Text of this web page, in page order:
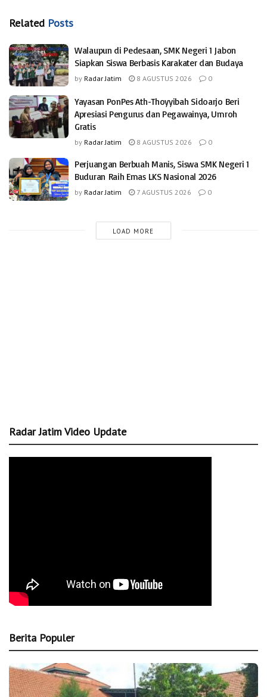
Related Posts
Walaupun di Pedesaan, SMK Negeri 1 Jabon
Siapkan Siswa Berbasis Karakater dan Budaya
by Radar Jatim 8 AGUSTUS 2026 0
Yayasan PonPes Ath-Thoyyibah Sidoarjo Beri
Apresiasi Pengurus dan Pegawainya, Umroh
Gratis
by Radar Jatim 8 AGUSTUS 2026 0
Perjuangan Berbuah Manis, Siswa SMK Negeri 1
Buduran Raih Emas LKS Nasional 2026
by Radar Jatim 7 AGUSTUS 2026 0
LOAD MORE
Radar Jatim Video Update
Berita Populer